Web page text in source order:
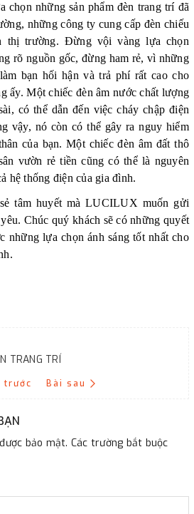
chọn những sản phẩm đèn trang trí đã
những công ty cung cấp đèn chiếu
thị trường. Đừng vội vàng lựa chọn
rõ nguồn gốc, đừng ham rẻ, vì những
bạn hối hận và trả phí rất cao cho
ấy. Một chiếc đèn âm nước chất lượng
có thể dẫn đến việc cháy chập điện
vậy, nó còn có thể gây ra nguy hiểm
của bạn. Một chiếc đèn âm đất thô
vườn rẻ tiền cũng có thể là nguyên
hệ thống điện của gia đình.
tâm huyết mà LUCILUX muốn gửi
Chúc quý khách sẽ có những quyết
những lựa chọn ánh sáng tốt nhất cho
TRANG TRÍ
trước Bài sau
bảo mật. Các trường bắt buộc